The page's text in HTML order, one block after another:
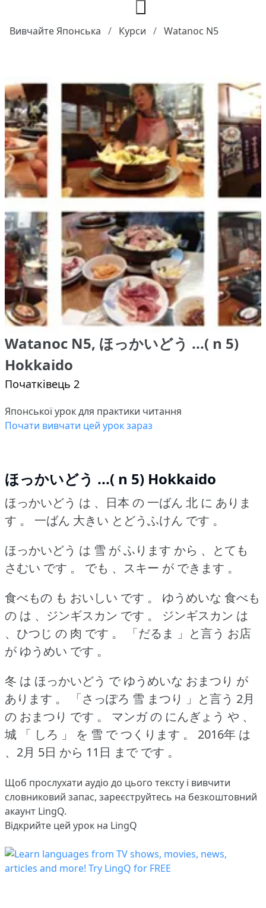
Вивчайте Японська Курси Watanoc N5
Watanoc N5, ほっかいどう ...( n 5)
Hokkaido
Початківець 2
Японської урок для практики читання
Почати вивчати цей урок зараз
ほっかいどう ...( n 5) Hokkaido
ほっかいどう は 、日本 の 一ばん 北 に ありま
す 。
一ばん 大きい とどうふけん です 。
ほっかいどう は 雪 が ふります から 、とても
さむい です 。
でも 、スキー が できます 。
食べもの も おいしい です 。
ゆうめいな 食べも
の は 、ジンギスカン です 。
ジンギスカン は
、ひつじ の 肉 です 。
「だるま 」と言う お店
が ゆうめい です 。
冬 は ほっかいどう で ゆうめいな おまつり が
あります 。
「さっぽろ 雪 まつり 」と言う 2月
の おまつり です 。
マンガ の にんぎょう や 、
城 「 しろ 」 を 雪 で つくります 。
2016年 は
、2月 5日 から 11日 まで です 。
Щоб прослухати аудіо до цього тексту і вивчити
словниковий запас, зареєструйтесь на безкоштовний
акаунт LingQ.
Відкрийте цей урок на LingQ